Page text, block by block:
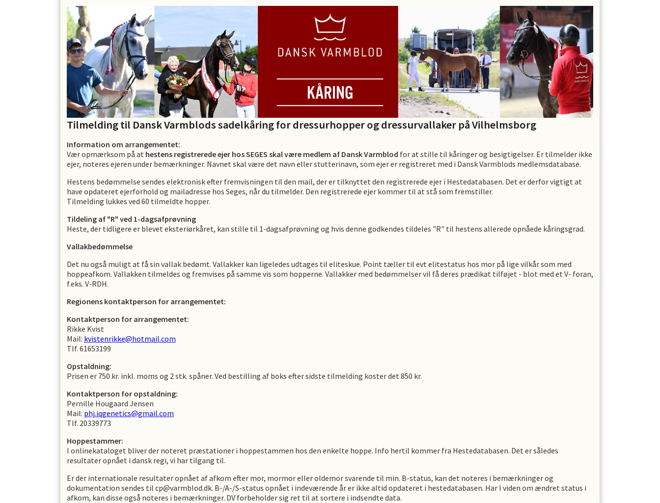
OPRET EN PROFIL
Tilmelding til Dansk Varmblods sadelkåring for dressurhopper og dressurvallaker på Vilhelmsborg
Information om arrangementet:
Vær opmærksom på at hestens registrerede ejer hos SEGES skal være medlem af Dansk Varmblod for at stille til kåringer og besigtigelser. Er tilmelder ikke
ejer, noteres ejeren under bemærkninger. Navnet skal være det navn eller stutterinavn, som ejer er registreret med i Dansk Varmblods medlemsdatabase.
Hestens bedømmelse sendes elektronisk efter fremvisningen til den mail, der er tilknyttet den registrerede ejer i Hestedatabasen. Det er derfor vigtigt at
have opdateret ejerforhold og mailadresse hos Seges, når du tilmelder. Den registrerede ejer kommer til at stå som fremstiller.
Tilmelding lukkes ved 60 tilmeldte hopper.
Tildeling af "R" ved 1-dagsafprøvning
Heste, der tidligere er blevet eksteriørkåret, kan stille til 1-dagsafprøvning og hvis denne godkendes tildeles "R" til hestens allerede opnåede kåringsgrad.
Vallakbedømmelse
Det nu også muligt at få sin vallak bedømt. Vallakker kan ligeledes udtages til eliteskue. Point tæller til evt elitestatus hos mor på lige vilkår som med
hoppeafkom. Vallakken tilmeldes og fremvises på samme vis som hopperne. Vallakker med bedømmelser vil få deres prædikat tilføjet - blot med et V- foran,
f.eks. V-RDH.
Regionens kontaktperson for arrangementet:
Kontaktperson for arrangementet:
Rikke Kvist
Mail: kvistenrikke@hotmail.com
Tlf. 61653199
Opstaldning:
Prisen er 750 kr. inkl. moms og 2 stk. spåner. Ved bestilling af boks efter sidste tilmelding koster det 850 kr.
Kontaktperson for opstaldning:
Pernille Hougaard Jensen
Mail: phj.iqgenetics@gmail.com
Tlf. 20339773
Hoppestammer:
I onlinekataloget bliver der noteret præstationer i hoppestammen hos den enkelte hoppe. Info hertil kommer fra Hestedatabasen. Det er således
resultater opnået i dansk regi, vi har tilgang til.
Er der internationale resultater opnået af afkom efter mor, mormor eller oldemor svarende til min. B-status, kan det noteres i bemærkninger og
dokumentation sendes til cp@varmblod.dk. B-/A-/S-status opnået i indeværende år er ikke altid opdateret i hestedatabasen. Har I viden om ændret status i
afkom, kan disse også noteres i bemærkninger. DV forbeholder sig ret til at sortere i indsendte data.